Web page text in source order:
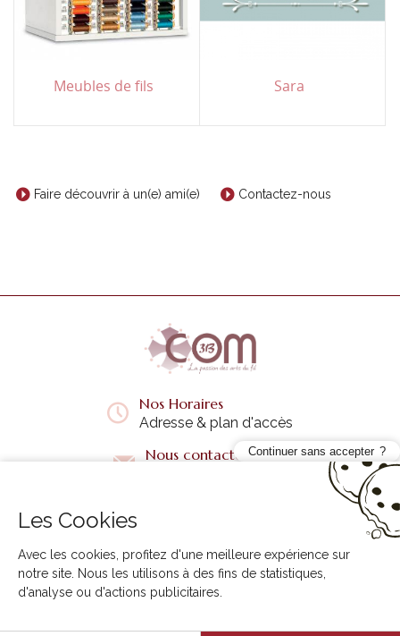
Meubles de fils Sara
Faire découvrir à un(e) ami(e) Contactez-nous
Nos Horaires
Adresse & plan d'accès
Nous contacter
Liens utiles +
Continuer sans accepter
Les Cookies
Avec les cookies, profitez d'une meilleure expérience sur
notre site. Nous les utilisons à des fins de statistiques,
d'analyse ou d'actions publicitaires.